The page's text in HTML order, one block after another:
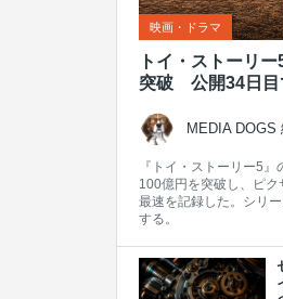
映画・ドラマ
トイ・ストーリ
突破 公開34日目
MEDIA DOGS
『トイ・ストーリー5
100億円を突破し、ピ
最速を記録した。シリ
する。